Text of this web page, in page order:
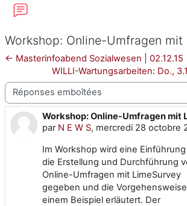
Workshop: Online-Umfragen mit
← Masterinfoabend Sozialwesen | 02.12.15
WILLI-Wartungsarbeiten: Do.,
Type d’affichage
Workshop: Online-Umfragen mit
par N E W S, mercredi 28 octobre
Nombre de réponses : 0
Im Workshop wird eine Einführung
die Erstellung und Durchführung
Online-Umfragen mit LimeSurvey
gegeben und die
einem Beispiel erläutert. Der